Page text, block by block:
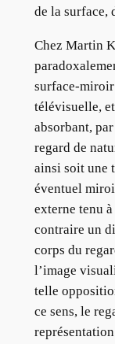
de la surface,
Chez Martin
surface-miroir
télévisuelle,
absorbant,
regard de
ainsi soit une
éventuel
externe tenu
contraire un
corps du
l’image
telle
ce sens, le